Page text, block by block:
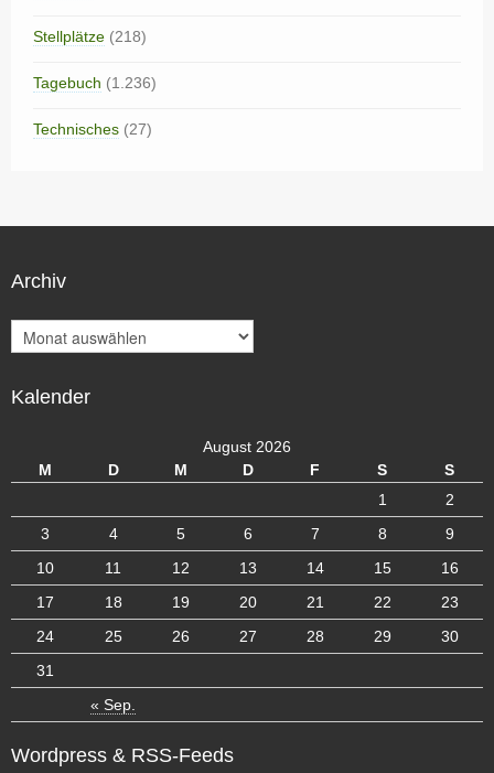
Stellplätze (218)
Tagebuch (1.236)
Technisches (27)
Archiv
r
h
Kalender
August 2026
M
D M D F S S
« Sep.
1
2
3
4 5 6 7 8
9
10
11 12 13 14 15
16
17
18 19 20 21 22
23
24
25 26 27 28 29
30
31
Wordpress & RSS-Feeds